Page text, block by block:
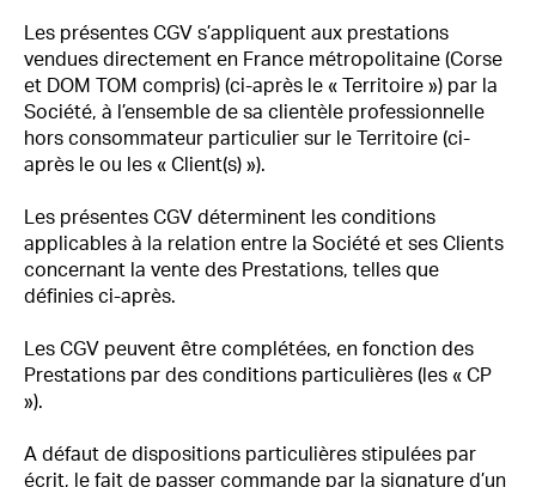
Les présentes CGV s’appliquent aux prestations
vendues directement en France métropolitaine (Corse
et DOM TOM compris) (ci-après le « Territoire ») par la
Société, à l’ensemble de sa clientèle professionnelle
hors consommateur particulier sur le Territoire (ci-
après le ou les « Client(s) »).
Les présentes CGV déterminent les conditions
applicables à la relation entre la Société et ses Clients
concernant la vente des Prestations, telles que
définies ci-après.
Les CGV peuvent être complétées, en fonction des
Prestations par des conditions particulières (les « CP
»).
A défaut de dispositions particulières stipulées par
écrit, le fait de passer commande par la signature d’un